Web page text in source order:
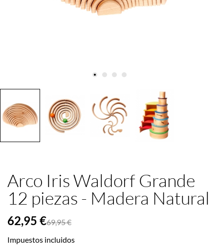
Arco Iris Waldorf Grande
12 piezas - Madera Natural
62,95 €69,95 €
Impuestos incluidos